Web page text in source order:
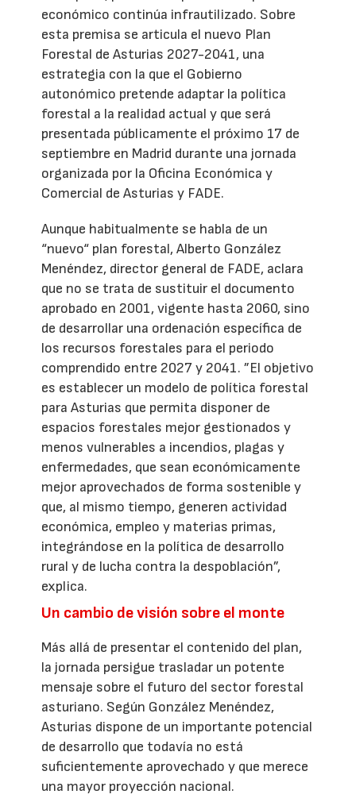
económico continúa infrautilizado. Sobre
esta premisa se articula el nuevo Plan
Forestal de Asturias 2027-2041, una
estrategia con la que el Gobierno
autonómico pretende adaptar la política
forestal a la realidad actual y que será
presentada públicamente el próximo 17 de
septiembre en Madrid durante una jornada
organizada por la Oficina Económica y
Comercial de Asturias y FADE.
Aunque habitualmente se habla de un
“nuevo“ plan forestal, Alberto González
Menéndez, director general de FADE, aclara
que no se trata de sustituir el documento
aprobado en 2001, vigente hasta 2060, sino
de desarrollar una ordenación específica de
los recursos forestales para el periodo
comprendido entre 2027 y 2041. ”El objetivo
es establecer un modelo de política forestal
para Asturias que permita disponer de
espacios forestales mejor gestionados y
menos vulnerables a incendios, plagas y
enfermedades, que sean económicamente
mejor aprovechados de forma sostenible y
que, al mismo tiempo, generen actividad
económica, empleo y materias primas,
integrándose en la política de desarrollo
rural y de lucha contra la despoblación”,
explica.
Un cambio de visión sobre el monte
Más allá de presentar el contenido del plan,
la jornada persigue trasladar un potente
mensaje sobre el futuro del sector forestal
asturiano. Según González Menéndez,
Asturias dispone de un importante potencial
de desarrollo que todavía no está
suficientemente aprovechado y que merece
una mayor proyección nacional.